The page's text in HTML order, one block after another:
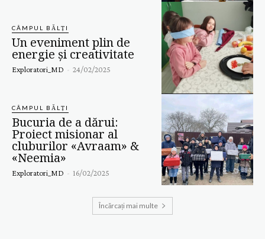
CÂMPUL BĂLȚI
Un eveniment plin de
energie și creativitate
Exploratori_MD - 24/02/2025
CÂMPUL BĂLȚI
Bucuria de a dărui:
Proiect misionar al
cluburilor «Avraam» &
«Neemia»
Exploratori_MD - 16/02/2025
Încărcați mai multe